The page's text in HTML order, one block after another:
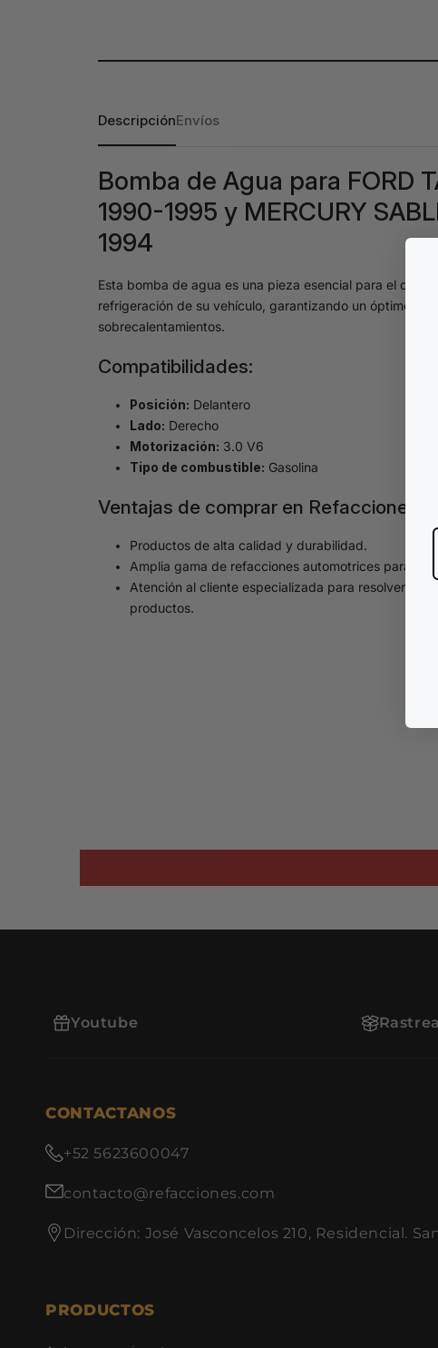
DescripciónEnvíos
Bomba de Agua para FORD
1990-1995 y MERCURY
1994
Esta bomba de agua es una pieza esencial para el
refrigeración de su vehículo, garantizando un óptimo
sobrecalentamientos.
Compatibilidades:
Posición: Delantero
Lado: Derecho
Motorización: 3.0 V6
Tipo de combustible: Gasolina
Ventajas de comprar en Refacciones:
Productos de alta calidad y durabilidad.
Amplia gama de refacciones automotrices para
Atención al cliente especializada para resolver
productos.
Youtube
CONTACTANOS
+52 5623600047
contacto@refacciones.com
Dirección: José Vasconcelos 210, Residencial.
PRODUCTOS